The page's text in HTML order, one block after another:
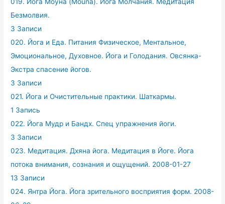
Безмолвия.
3 Записи
020. Йога и Еда. Питания Физическое, Ментальное,
Эмоциональное, Духовное. Йога и Голодания. Овсянка-
Экстра спасение йогов.
3 Записи
021. Йога и Очистительные практики. Шаткармы.
1 Запись
022. Йога Мудр и Бандх. Спец упражнения йоги.
3 Записи
023. Медитация. Дхяна йога. Медитация в Йоге. Йога
потока внимания, сознания и ощущений. 2008-01-27
13 Записи
024. Янтра Йога. Йога зрительного восприятия форм. 2008-